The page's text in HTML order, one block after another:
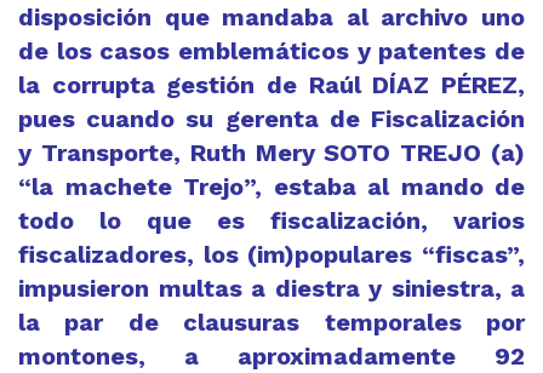
disposición que mandaba al archivo uno
de los casos emblemáticos y patentes de
la corrupta gestión de Raúl DÍAZ PÉREZ,
pues cuando su gerenta de Fiscalización
y Transporte, Ruth Mery SOTO TREJO (a)
“la machete Trejo”, estaba al mando de
todo lo que es fiscalización, varios
fiscalizadores, los (im)populares “fiscas”,
impusieron multas a diestra y siniestra, a
la par de clausuras temporales por
montones, a aproximadamente 92